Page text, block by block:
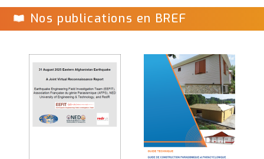
Nos publications en BREF